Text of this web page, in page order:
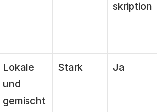
skription
Lokale
und
gemischt
Stark Ja